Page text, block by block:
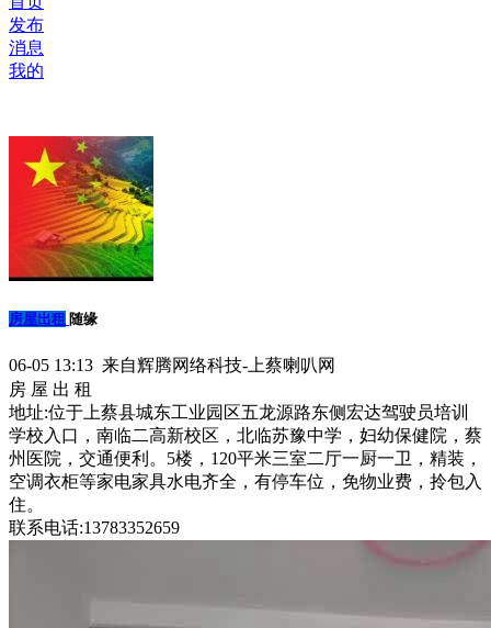
发布
消息
我的
房屋出租 随缘
06-05 13:13 来自辉腾网络科技-上蔡喇叭网
房 屋 出 租
地址:位于上蔡县城东工业园区五龙源路东侧宏达驾驶员培训
学校入口，南临二高新校区，北临苏豫中学，妇幼保健院，蔡
州医院，交通便利。5楼，120平米三室二厅一厨一卫，精装，
空调衣柜等家电家具水电齐全，有停车位，免物业费，拎包入
住。
联系电话:13783352659